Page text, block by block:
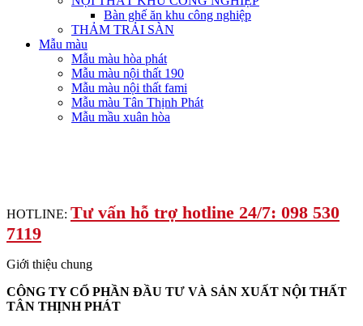
Bàn ghế ăn khu công nghiệp
THẢM TRẢI SÀN
Mẫu màu
Mẫu màu hòa phát
Mẫu màu nội thất 190
Mẫu màu nội thất fami
Mẫu màu Tân Thịnh Phát
Mẫu mầu xuân hòa
HOTLINE: Tư vấn hỗ trợ hotline 24/7: 098 530
7119
Giới thiệu chung
CÔNG TY CỔ PHẦN ĐẦU TƯ VÀ SẢN XUẤT NỘI THẤT
TÂN THỊNH PHÁT